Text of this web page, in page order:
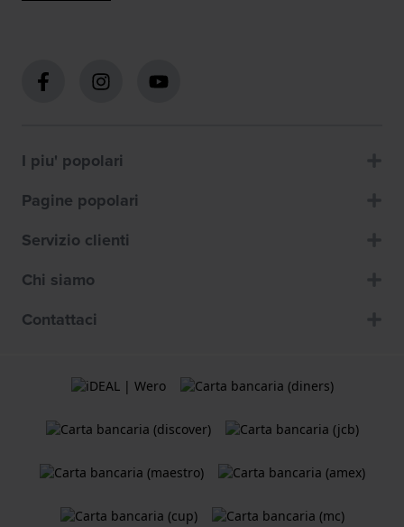
I piu' popolari
Pagine popolari
Servizio clienti
Chi siamo
Contattaci